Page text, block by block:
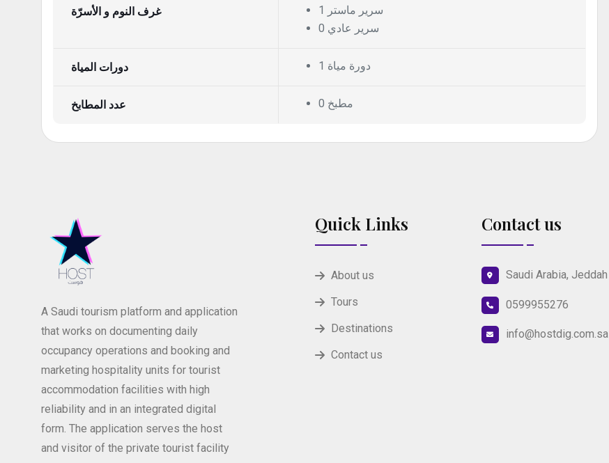
غرف النوم و الأسرّة
1 سرير ماستر
0 سرير عادي
دورات المياة 1 دورة مياة
عدد المطابخ 0 مطبخ
A Saudi tourism platform and application
that works on documenting daily
occupancy operations and booking and
marketing hospitality units for tourist
accommodation facilities with high
reliability and in an integrated digital
form. The application serves the host
and visitor of the private tourist facility
Quick Links
About us
Tours
Destinations
Contact us
Contact us
Saudi Arabia, Jeddah
0599955276
info@hostdig.com.sa